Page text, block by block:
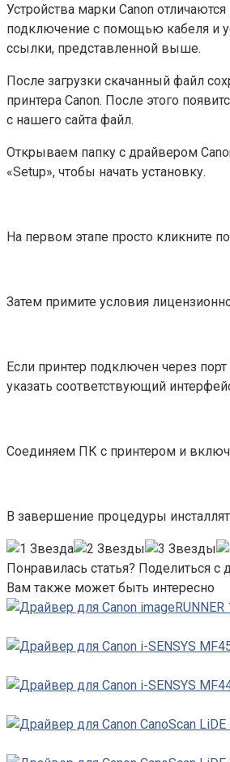
Устройства марки Canon
подключение с помощью кабеля и
ссылки, представленной выше.
После загрузки скачанный файл
принтера Canon. После этого
с нашего сайта файл.
Открываем папку с драйвером
«Setup», чтобы начать установку.
На первом этапе просто кликните
Затем примите условия
Если принтер подключен через
указать соответствующий
Соединяем ПК с принтером и
В завершение процедуры
Понравилась статья? Поделиться с
Вам также может быть интересно